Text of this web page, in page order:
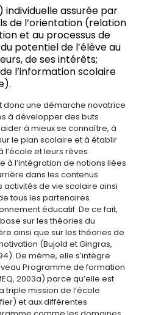
individuelle assurée par
de l’orientation (relation
et au processus de
potentiel de l’élève au
de ses intérêts;
l’information scolaire
donc une démarche novatrice
à développer des buts
à mieux se connaître, à
le plan scolaire et à établir
l’école et leurs rêves
à l’intégration de notions liées
dans les contenus
de vie scolaire ainsi
tous les partenaires
éducatif. De ce fait,
sur les théories du
ainsi que sur les théories de
(Bujold et Gingras,
De même, elle s’intègre
Programme de formation
2003a) parce qu’elle est
mission de l’école
et aux différentes